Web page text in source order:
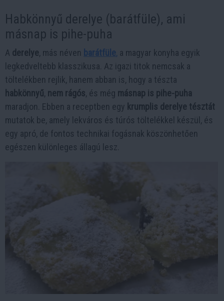
Habkönnyű derelye (barátfüle), ami
másnap is pihe-puha
A derelye, más néven barátfüle, a magyar konyha egyik
legkedveltebb klasszikusa. Az igazi titok nemcsak a
töltelékben rejlik, hanem abban is, hogy a tészta
habkönnyű, nem rágós, és még másnap is pihe-puha
maradjon. Ebben a receptben egy krumplis derelye tésztát
mutatok be, amely lekváros és túrós töltelékkel készül, és
egy apró, de fontos technikai fogásnak köszönhetően
egészen különleges állagú lesz.